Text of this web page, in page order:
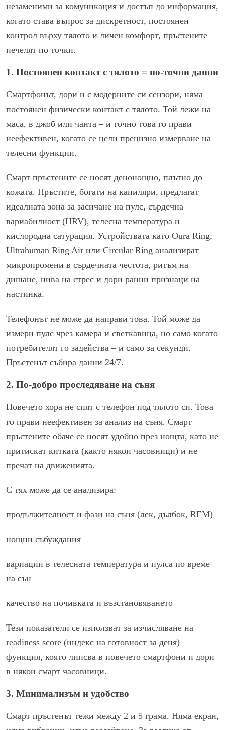
незаменими за комуникация и достъп до информация,
когато става въпрос за дискретност, постоянен
контрол върху тялото и личен комфорт, пръстените
печелят по точки.
1. Постоянен контакт с тялото = по-точни данни
Смартфонът, дори и с модерните си сензори, няма
постоянен физически контакт с тялото. Той лежи на
маса, в джоб или чанта – и точно това го прави
неефективен, когато се цели прецизно измерване на
телесни функции.
Смарт пръстените се носят денонощно, плътно до
кожата. Пръстите, богати на капиляри, предлагат
идеалната зона за засичане на пулс, сърдечна
вариабилност (HRV), телесна температура и
кислородна сатурация. Устройствата като Oura Ring,
Ultrahuman Ring Air или Circular Ring анализират
микропромени в сърдечната честота, ритъм на
дишане, нива на стрес и дори ранни признаци на
настинка.
Телефонът не може да направи това. Той може да
измери пулс чрез камера и светкавица, но само когато
потребителят го задейства – и само за секунди.
Пръстенът събира данни 24/7.
2. По-добро проследяване на съня
Повечето хора не спят с телефон под тялото си. Това
го прави неефективен за анализ на съня. Смарт
пръстените обаче се носят удобно през нощта, като не
притискат китката (както някои часовници) и не
пречат на движенията.
С тях може да се анализира:
продължителност и фази на съня (лек, дълбок, REM)
нощни събуждания
вариации в телесната температура и пулса по време
на сън
качество на почивката и възстановяването
Тези показатели се използват за изчисляване на
readiness score (индекс на готовност за деня) –
функция, която липсва в повечето смартфони и дори
в някои смарт часовници.
3. Минимализъм и удобство
Смарт пръстенът тежи между 2 и 5 грама. Няма екран,